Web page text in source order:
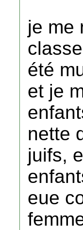
je me
été
et je
nette
juifs,
eue